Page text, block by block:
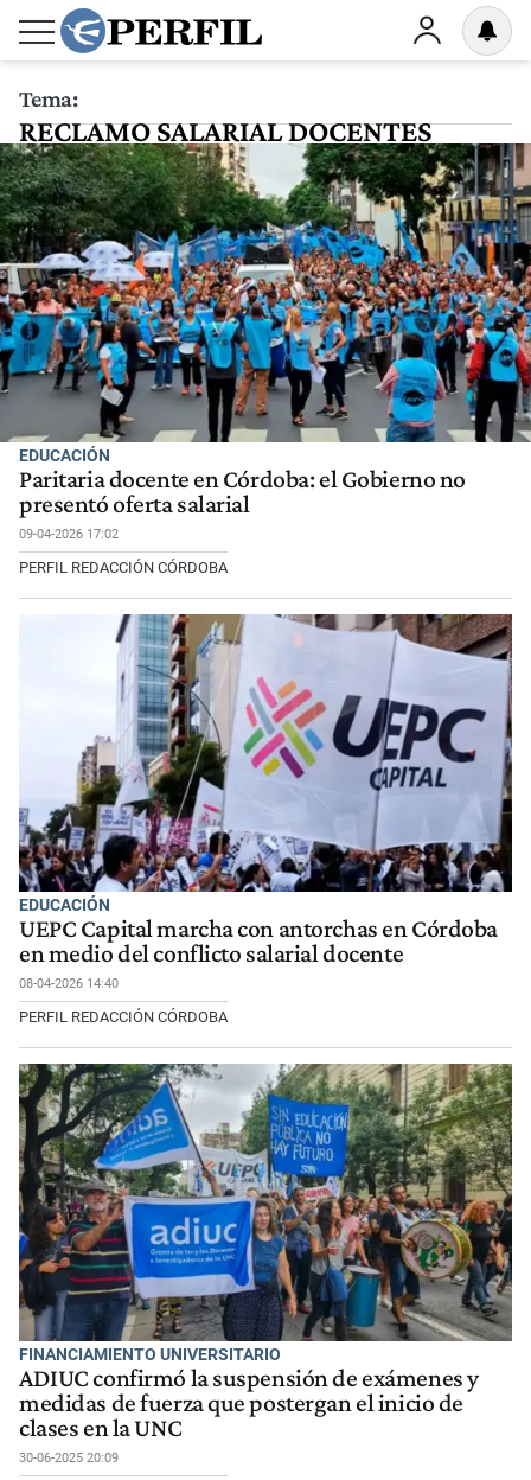
Tema:
RECLAMO SALARIAL DOCENTES
EDUCACIÓN
Paritaria docente en Córdoba: el Gobierno no
presentó oferta salarial
09-04-2026 17:02
PERFIL REDACCIÓN CÓRDOBA
EDUCACIÓN
UEPC Capital marcha con antorchas en Córdoba
en medio del conflicto salarial docente
08-04-2026 14:40
PERFIL REDACCIÓN CÓRDOBA
FINANCIAMIENTO UNIVERSITARIO
ADIUC confirmó la suspensión de exámenes y
medidas de fuerza que postergan el inicio de
clases en la UNC
30-06-2025 20:09